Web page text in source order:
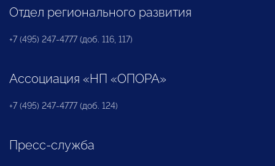
Отдел регионального развития
+7 (495) 247-4777 (доб. 116, 117)
Ассоциация «НП «ОПОРА»
+7 (495) 247-4777 (доб. 124)
Пресс-служба